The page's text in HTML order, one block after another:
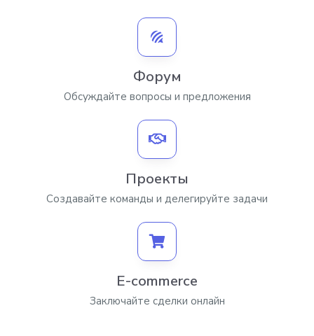
Форум
Обсуждайте вопросы и предложения
Проекты
Создавайте команды и делегируйте задачи
E-commerce
Заключайте сделки онлайн